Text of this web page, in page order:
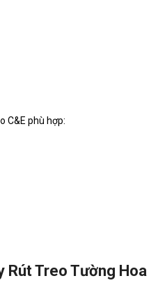
C&E phù hợp:
Rút Treo Tường Hoa